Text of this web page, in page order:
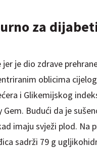
za
je dio zdrave
oblicima
i Glikemijskog
Budući da je
imaju svježi plod. Na
sadrži 79 g